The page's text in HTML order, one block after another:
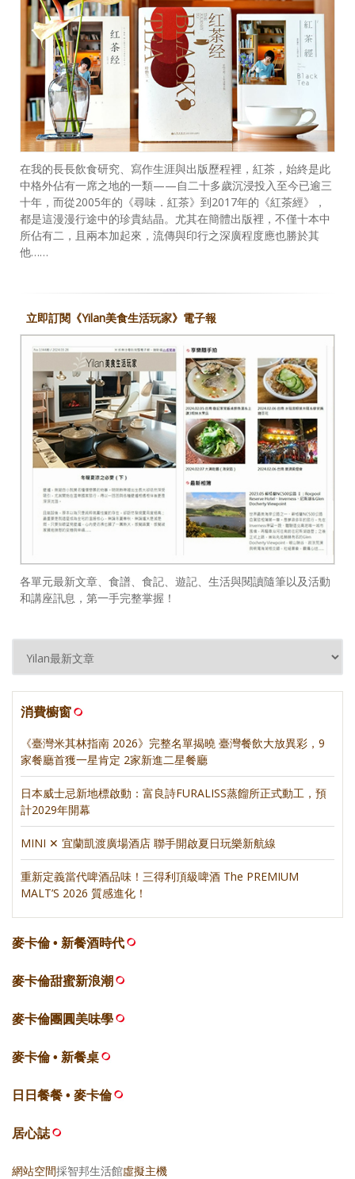
在我的長長飲食研究、寫作生涯與出版歷程裡，紅茶，始終是此
中格外佔有一席之地的一類——自二十多歲沉浸投入至今已逾三
十年，而從2005年的《尋味．紅茶》到2017年的《紅茶經》，
都是這漫漫行途中的珍貴結晶。尤其在簡體出版裡，不僅十本中
所佔有二，且兩本加起來，流傳與印行之深廣程度應也勝於其
他……
立即訂閱《Yilan美食生活玩家》電子報
各單元最新文章、食譜、食記、遊記、生活與閱讀隨筆以及活動
和講座訊息，第一手完整掌握！
消費櫥窗
《臺灣米其林指南 2026》完整名單揭曉 臺灣餐飲大放異彩，9
家餐廳首獲一星肯定 2家新進二星餐廳
日本威士忌新地標啟動：富良詩FURALISS蒸餾所正式動工，預
計2029年開幕
MINI ✕ 宜蘭凱渡廣場酒店 聯手開啟夏日玩樂新航線
重新定義當代啤酒品味！三得利頂級啤酒 The PREMIUM
MALT’S 2026 質感進化！
麥卡倫 • 新餐酒時代
麥卡倫甜蜜新浪潮
麥卡倫團圓美味學
麥卡倫 • 新餐桌
日日餐餐 • 麥卡倫
居心誌
網站空間採智邦生活館虛擬主機